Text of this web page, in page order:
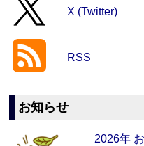
X (Twitter)
RSS
お知らせ
2026年